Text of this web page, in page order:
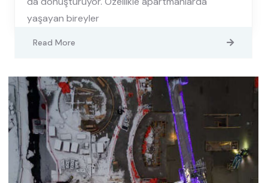
yaşayan bireyler
Read More